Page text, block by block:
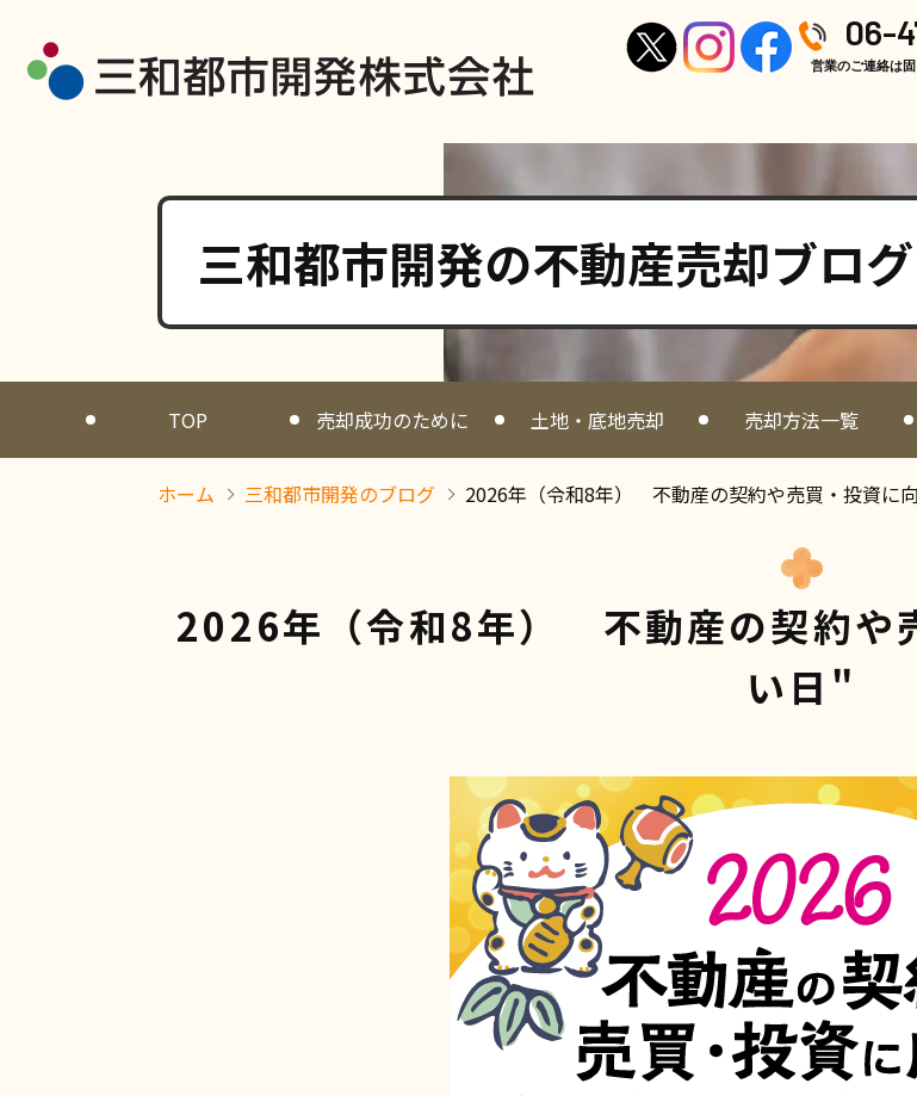
06-
営業のご連絡は
三和都市開発の不動産売却ブログ
TOP 売却成功のために 土地・底地売却 売却方法一覧
ホーム 三和都市開発のブログ 2026年（令和8年） 不動産の契約や売買・投資に
2026年（令和8年） 不動産の契約や
い日"